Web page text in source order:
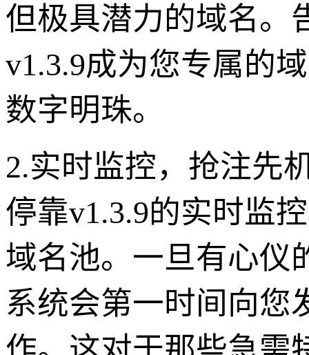
但极具潜力的域名。
v1.3.9成为您专属的
数字明珠。
2.实时监控，抢注先
停靠v1.3.9的实时监
域名池。一旦有心仪
系统会第一时间向您